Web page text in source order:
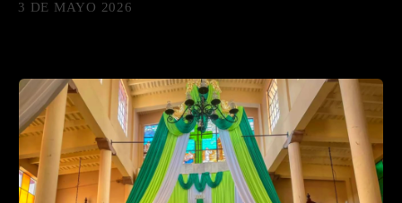
3 DE MAYO 2026